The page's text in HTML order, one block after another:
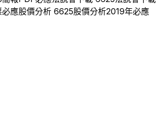
必應股價分析 6625股價分析2019年必應